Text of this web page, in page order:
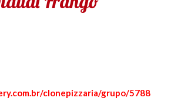
clonepizzaria/grupo/5788